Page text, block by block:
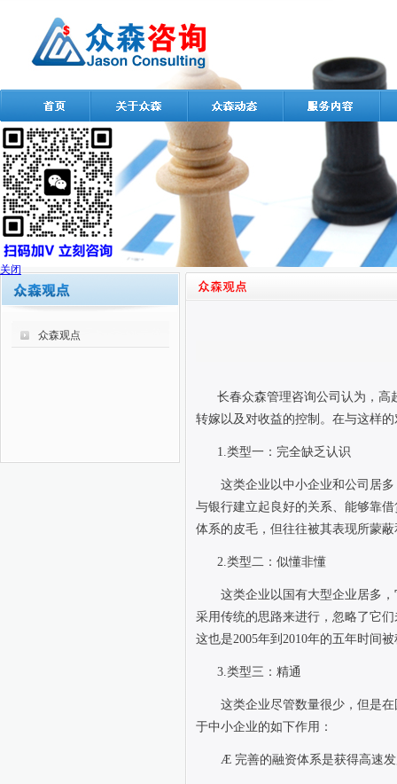
众森观点
长春众森管理咨询公司认为，高
转嫁以及对收益的控制。在与这样
1. 类型一：完全缺乏认识
这类企业以中小企业和公司居
与银行建立起良好的关系、能够靠
体系的皮毛，但往往被其表现所蒙
2. 类型二：似懂非懂
这类企业以国有大型企业居多
采用传统的思路来进行，忽略了它
这也是2005年到 2010年的五年时间
3. 类型三：精通
这类企业尽管数量很少，但是
于中小企业的如下作用：
Æ 完善的融资体系是获得高速
关闭